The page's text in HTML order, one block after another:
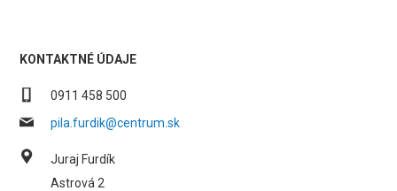
KONTAKTNÉ ÚDAJE
0911 458 500
pila.furdik@centrum.sk
Juraj Furdík
Astrová 2